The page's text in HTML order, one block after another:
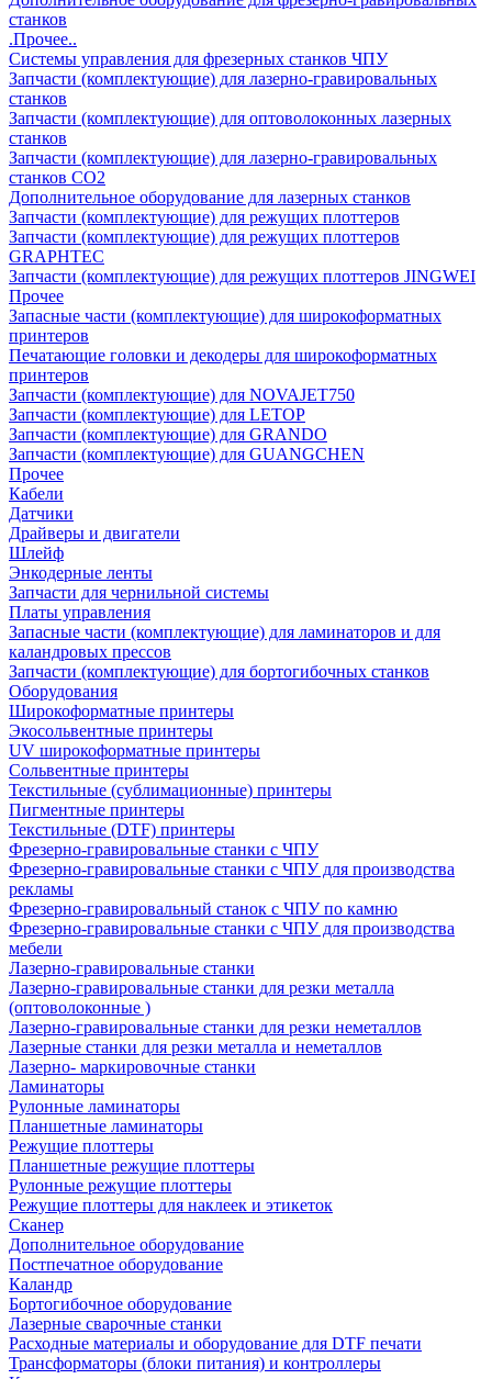
станков
.Прочее..
Системы управления для фрезерных станков ЧПУ
Запчасти (комплектующие) для лазерно-гравировальных
станков
Запчасти (комплектующие) для оптоволоконных лазерных
станков
Запчасти (комплектующие) для лазерно-гравировальных
станков CO2
Дополнительное оборудование для лазерных станков
Запчасти (комплектующие) для режущих плоттеров
Запчасти (комплектующие) для режущих плоттеров
GRAPHTEC
Запчасти (комплектующие) для режущих плоттеров JINGWEI
Прочее
Запасные части (комплектующие) для широкоформатных
принтеров
Печатающие головки и декодеры для широкоформатных
принтеров
Запчасти (комплектующие) для NOVAJET750
Запчасти (комплектующие) для LETOP
Запчасти (комплектующие) для GRANDO
Запчасти (комплектующие) для GUANGCHEN
Прочее
Кабели
Датчики
Драйверы и двигатели
Шлейф
Энкодерные ленты
Запчасти для чернильной системы
Платы управления
Запасные части (комплектующие) для ламинаторов и для
каландровых прессов
Запчасти (комплектующие) для бортогибочных станков
Оборудования
Широкоформатные принтеры
Экосольвентные принтеры
UV широкоформатные принтеры
Сольвентные принтеры
Текстильные (сублимационные) принтеры
Пигментные принтеры
Текстильные (DTF) принтеры
Фрезерно-гравировальные станки с ЧПУ
Фрезерно-гравировальные станки с ЧПУ для производства
рекламы
Фрезерно-гравировальный станок с ЧПУ по камню
Фрезерно-гравировальные станки с ЧПУ для производства
мебели
Лазерно-гравировальные станки
Лазерно-гравировальные станки для резки металла
(оптоволоконные )
Лазерно-гравировальные станки для резки неметаллов
Лазерные станки для резки металла и неметаллов
Лазерно- маркировочные станки
Ламинаторы
Рулонные ламинаторы
Планшетные ламинаторы
Режущие плоттеры
Планшетные режущие плоттеры
Рулонные режущие плоттеры
Режущие плоттеры для наклеек и этикеток
Сканер
Дополнительное оборудование
Постпечатное оборудование
Каландр
Бортогибочное оборудование
Лазерные сварочные станки
Расходные материалы и оборудование для DTF печати
Трансформаторы (блоки питания) и контроллеры